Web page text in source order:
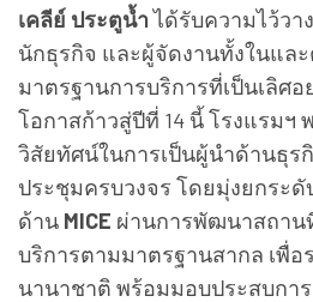
เคลีย์ ประตูน้ำได้รับความไว้วา
นักธุรกิจ และผู้จัดงานทั้งในและ
มาตรฐานการบริการที่เป็นเลิศอ
โอกาสก้าวสู่ปีที่ 14 นี้ โรงแรมฯ
วิสัยทัศน์ในการเป็นผู้นำด้านธุร
ประชุมครบวงจร โดยมุ่งยกระ
ด้าน MICE ผ่านการพัฒนาสถาน
บริการตามมาตรฐานสากล เพื่อ
นานาชาติ พร้อมมอบประสบกา